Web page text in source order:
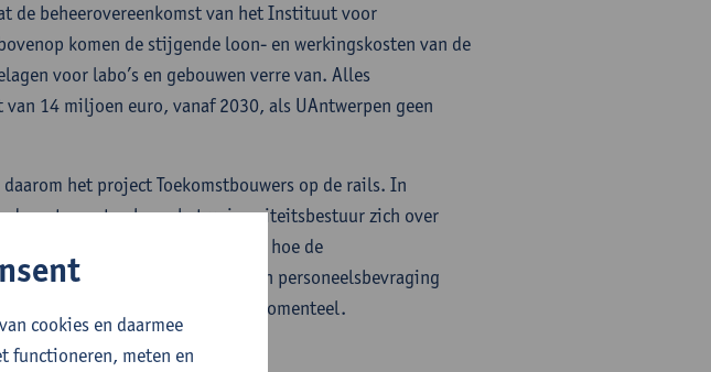
de beheerovereenkomst van het Instituut voor
komen de stijgende loon- en werkingskosten van de
voor labo’s en gebouwen verre van. Alles
14 miljoen euro, vanaf 2030, als UAntwerpen geen
het project Toekomstbouwers op de rails. In
boog het universiteitsbestuur zich over
bestuderen werkgroepen ook hoe de
inkomsten kan genereren. Een personeelsbevraging
analyseren die voorstellen momenteel.
cookies en daarmee
functioneren, meten en